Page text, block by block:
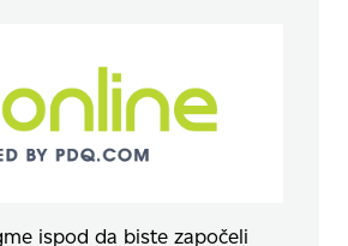
ispod da biste započeli